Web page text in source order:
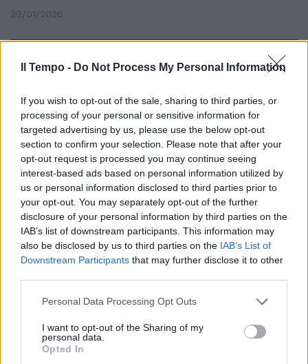
Il Tempo - Do Not Process My Personal Information
If you wish to opt-out of the sale, sharing to third parties, or
processing of your personal or sensitive information for
targeted advertising by us, please use the below opt-out
section to confirm your selection. Please note that after your
opt-out request is processed you may continue seeing
interest-based ads based on personal information utilized by
us or personal information disclosed to third parties prior to
your opt-out. You may separately opt-out of the further
disclosure of your personal information by third parties on the
IAB’s list of downstream participants. This information may
also be disclosed by us to third parties on the IAB’s List of
Downstream Participants that may further disclose it to other
Personal Data Processing Opt Outs
I want to opt-out of the Sharing of my
personal data.
Opted In
29/01/2026
"Sapete chi ha sempre seguito
Olimpiadi, Baldoni smonta i
teoremi
28/01/2026
MINNEAPOLIS
Scontro su Ice, dem aggredita
con una siringa. Il video
infiamma gli Usa: "Messa in
scena" | GUARDA
28/01/2026
"RAFFREDDARE" LA SITUAZIONE
Minnesota: tutte le mosse per
evitare la crisi interna